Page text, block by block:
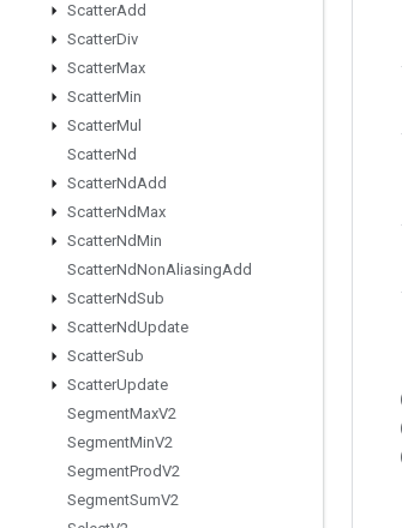
ScatterAdd
ScatterDiv
ScatterMax
ScatterMin
ScatterMul
ScatterNd
ScatterNdAdd
ScatterNdMax
ScatterNdMin
ScatterNdNonAliasingAdd
ScatterNdSub
ScatterNdUpdate
ScatterSub
ScatterUpdate
SegmentMaxV2
SegmentMinV2
SegmentProdV2
SegmentSumV2